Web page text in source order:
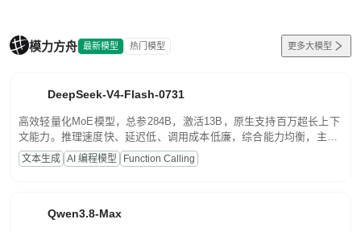
模力方舟 最新模型 热门模型 更多大模型
DeepSeek-V4-Flash-0731
高效轻量化MoE模型，总参284B，激活13B，原生支持百万超长上下
文能力。推理速度快、延迟低、调用成本低廉，综合能力均衡，主打
高并发、轻量化任务，适合日常对话、内容创作、基础 RAG、批量
文案处理等普惠刚需场景。
文本生成 AI 编程模型 Function Calling
Qwen3.8-Max